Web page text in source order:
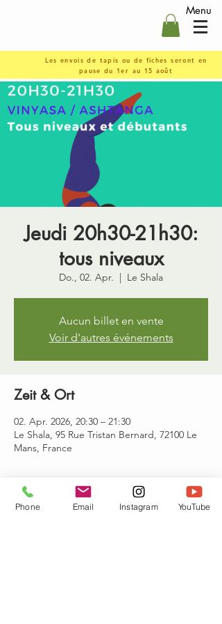
Menu
Les envois de tapis ou de fiches seront en
pause du 1er au 15 août
Jeudi 20h30-21h30:
tous niveaux
Do., 02. Apr.
  |
Le Shala
Aucun billet en vente
Voir d'autres événements
Zeit & Ort
02. Apr. 2026, 20:30 – 21:30
Le Shala, 95 Rue Tristan Bernard, 72100 Le
Mans, France
Gäste
Phone Email Instagram YouTube